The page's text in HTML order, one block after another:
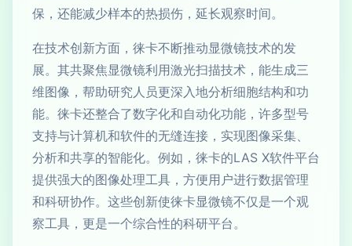
保，还能减少样本的热损伤，延长观察时间。
在技术创新方面，徕卡不断推动显微镜技术的发
展。其共聚焦显微镜利用激光扫描技术，能生成三
维图像，帮助研究人员更深入地分析细胞结构和功
能。徕卡还整合了数字化和自动化功能，许多型号
支持与计算机和软件的无缝连接，实现图像采集、
分析和共享的智能化。例如，徕卡的LAS X软件平台
提供强大的图像处理工具，方便用户进行数据管理
和科研协作。这些创新使徕卡显微镜不仅是一个观
察工具，更是一个综合性的科研平台。